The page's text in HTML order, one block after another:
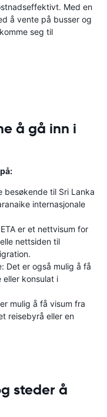
Med en
å vente på busser og
seg til
å gå inn i
besøkende til Sri Lanka
internasjonale
er et nettvisum for
nettsiden til
Det er også mulig å få
eller konsulat i
mulig å få visum fra
reisebyrå eller en
steder å